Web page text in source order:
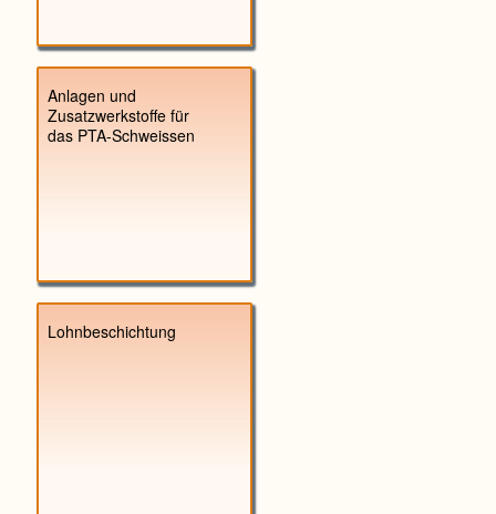
Anlagen und
Zusatzwerkstoffe für
das PTA-Schweissen
Lohnbeschichtung